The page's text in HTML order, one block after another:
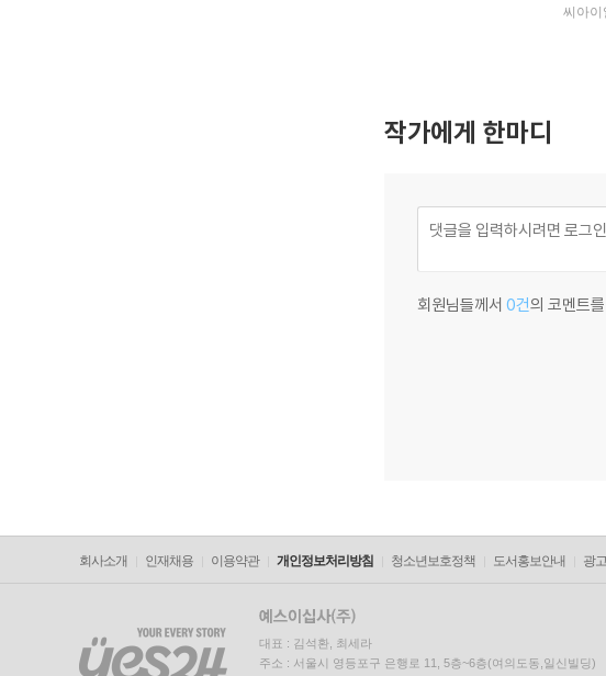
씨아이
작가에게 한마디
회원님들께서 0건의 코멘트
회사소개 인재채용 이용약관 개인정보처리방침 청소년보호정책 도서홍보안내 광
대표 : 김석환, 최세라
주소 : 서울시 영등포구 은행로 11, 5층~6층(여의도동,일신빌딩)